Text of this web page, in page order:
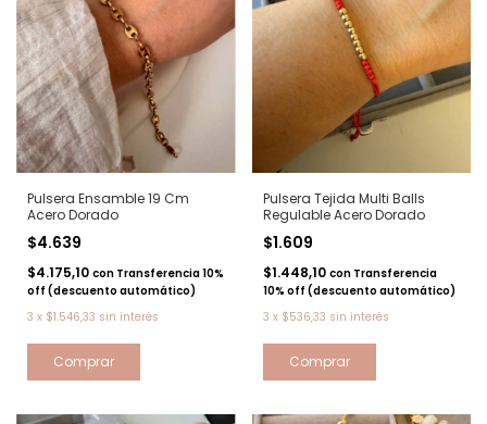
Pulsera Ensamble 19 Cm
Acero Dorado
$4.639
$4.175,10 con Transferencia 10%
off (descuento automático)
3 x $1.546,33 sin interés
Pulsera Tejida Multi Balls
Regulable Acero Dorado
$1.609
$1.448,10 con Transferencia
10% off (descuento automático)
3 x $536,33 sin interés